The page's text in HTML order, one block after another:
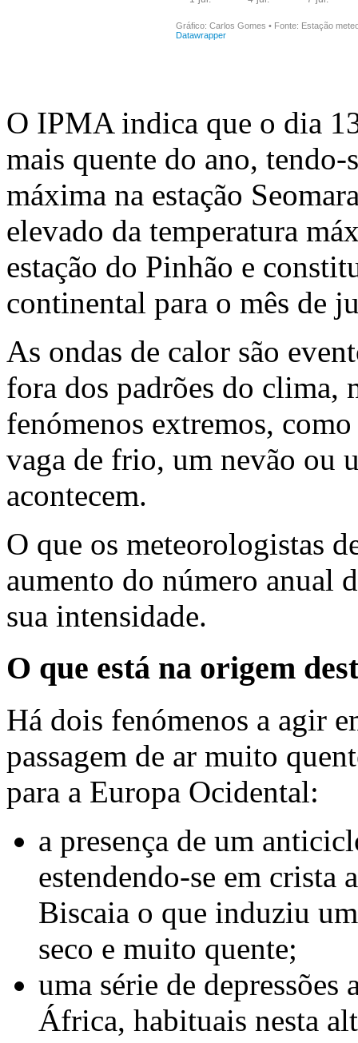
O IPMA indica que o dia
mais quente do ano,
máxima na estação
elevado da temperatura
estação do Pinhão e
continental para o mês de
As ondas de calor são
fora dos padrões do clima,
fenómenos extremos,
vaga de frio, um nevão ou
acontecem.
O que os meteorologistas
aumento do número anual
sua intensidade.
O que está na origem
Há dois fenómenos a agir
passagem de ar muito
para a Europa Ocidental:
a presença de um
estendendo-se em crista
Biscaia o que induziu
seco e muito quente;
uma série de
África, habituais nesta